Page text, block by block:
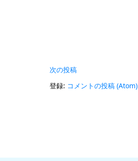
次の投稿
登録: コメントの投稿 (Atom)